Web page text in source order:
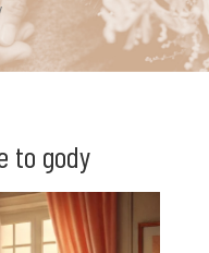
to gody